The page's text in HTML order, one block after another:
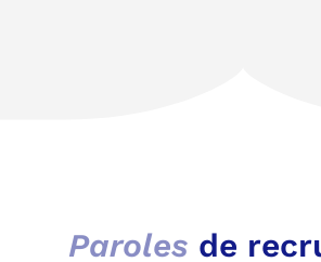
Paroles de